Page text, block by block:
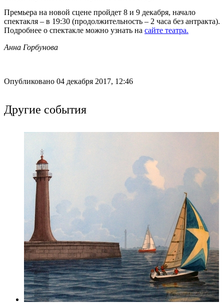
Премьера на новой сцене пройдет 8 и 9 декабря, начало
спектакля – в 19:30 (продолжительность – 2 часа без антракта).
Подробнее о спектакле можно узнать на сайте театра.
Анна Горбунова
Опубликовано 04 декабря 2017, 12:46
Другие события